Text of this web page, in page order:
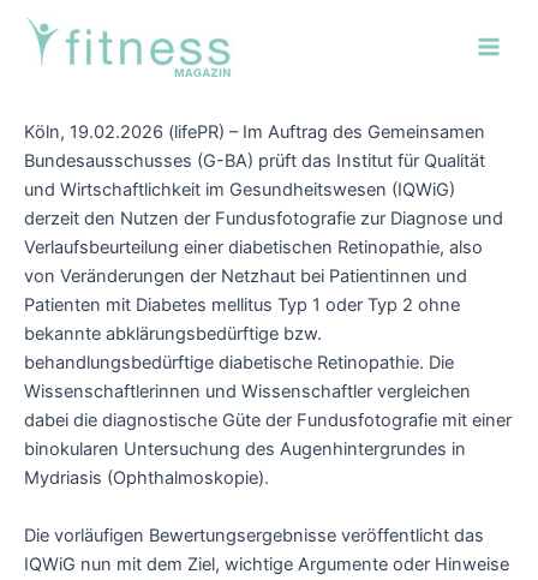
Zum
Inhalt
springen
Köln, 19.02.2026 (lifePR) – Im Auftrag des Gemeinsamen
Bundesausschusses (G-BA) prüft das Institut für Qualität
und Wirtschaftlichkeit im Gesundheitswesen (IQWiG)
derzeit den Nutzen der Fundusfotografie zur Diagnose und
Verlaufsbeurteilung einer diabetischen Retinopathie, also
von Veränderungen der Netzhaut bei Patientinnen und
Patienten mit Diabetes mellitus Typ 1 oder Typ 2 ohne
bekannte abklärungsbedürftige bzw.
behandlungsbedürftige diabetische Retinopathie. Die
Wissenschaftlerinnen und Wissenschaftler vergleichen
dabei die diagnostische Güte der Fundusfotografie mit einer
binokularen Untersuchung des Augenhintergrundes in
Mydriasis (Ophthalmoskopie).
Die vorläufigen Bewertungsergebnisse veröffentlicht das
IQWiG nun mit dem Ziel, wichtige Argumente oder Hinweise
Post
navigation